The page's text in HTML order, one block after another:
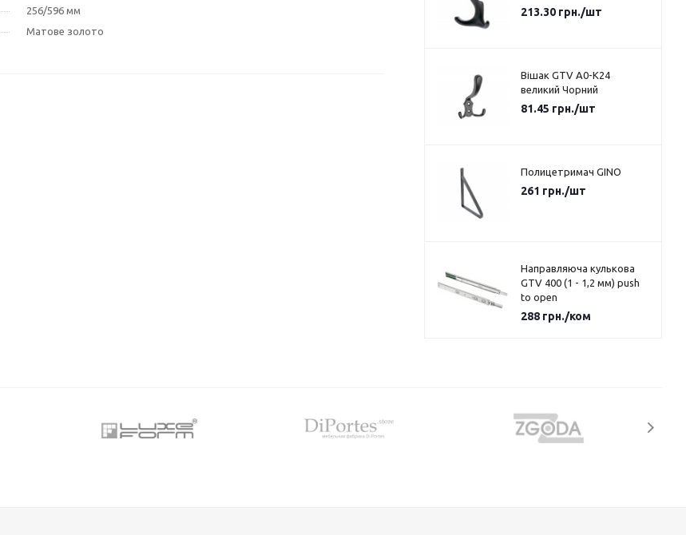
256/596 мм
Матове золото
213.30грн./шт
Вішак GTV A0-K24
великий Чорний
81.45 грн./шт
Полицетримач GINO
261 грн./шт
Направляюча кулькова
GTV 400 (1 - 1,2 мм) push
to open
288грн./ком